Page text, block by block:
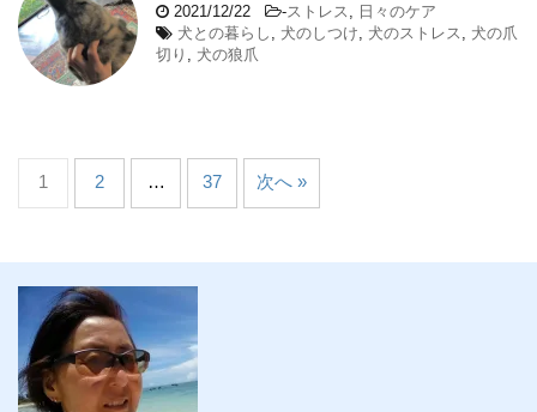
2021/12/22 -ストレス
日々のケア
犬との暮らし
犬のしつけ 犬のストレス
犬の爪
切り
犬の狼爪
1 2 … 37 次へ »